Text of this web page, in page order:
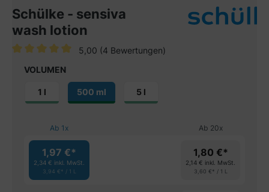
Schülke - sensiva
wash lotion
5,00 (4 Bewertungen)
VOLUMEN
1 l 500 ml 5 l
Ab 1 x
1,97 €*
2,34 € inkl. MwSt.
3,94 €* / 1 L
Ab 20x
1,80 €*
2,14 € inkl. MwSt.
3,60 €* / 1 L